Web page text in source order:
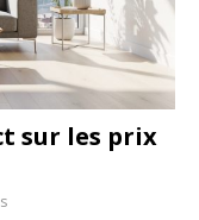
sur les prix